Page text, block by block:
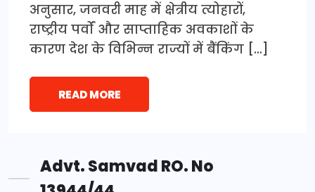
अनुसार, जनवरी माह में क्षेत्रीय त्योहारों,
राष्ट्रीय पर्वों और साप्ताहिक अवकाशों के
कारण देश के विभिन्न राज्यों में बैंकिंग […]
READ MORE
Advt. Samvad RO. No